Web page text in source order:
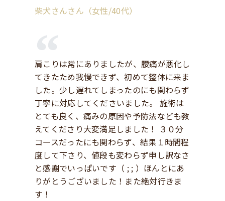
柴犬さんさん（女性/40代）
肩こりは常にありましたが、腰痛が悪化し
てきたため我慢できず、初めて整体に来ま
した。少し遅れてしまったのにも関わらず
丁寧に対応してくださいました。 施術は
とても良く、痛みの原因や予防法なども教
えてくださり大変満足しました！ ３０分
コースだったにも関わらず、結果１時間程
度して下さり、値段も変わらず申し訳なさ
と感謝でいっぱいです（ ; ; ）ほんとにあ
りがとうございました！また絶対行きま
す！